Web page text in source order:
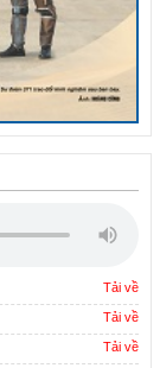
Tải về
Tải về
Tải về